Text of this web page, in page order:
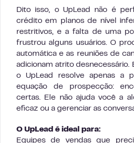
Dito isso, o UpLead não é
crédito em planos de nível
restritivos, e a falta de uma
frustrou alguns usuários. O
automática e as reuniões de
adicionam atrito desnecessário.
o UpLead resolve apenas a
equação de prospecção:
certas. Ele não ajuda você a
eficaz ou a gerenciar as
O UpLead é ideal para:
Equipes de vendas que